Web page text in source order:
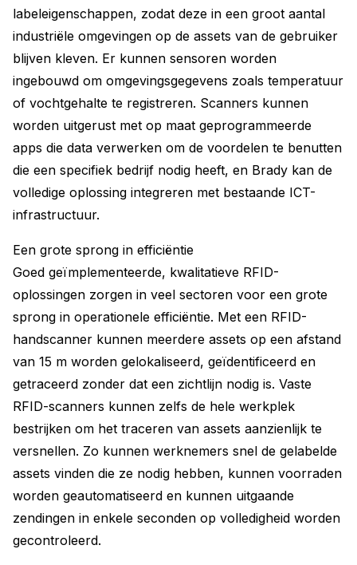
labeleigenschappen, zodat deze in een groot aantal
industriële omgevingen op de assets van de gebruiker
blijven kleven. Er kunnen sensoren worden
ingebouwd om omgevingsgegevens zoals temperatuur
of vochtgehalte te registreren. Scanners kunnen
worden uitgerust met op maat geprogrammeerde
apps die data verwerken om de voordelen te benutten
die een specifiek bedrijf nodig heeft, en Brady kan de
volledige oplossing integreren met bestaande ICT-
infrastructuur.
Een grote sprong in efficiëntie
Goed geïmplementeerde, kwalitatieve RFID-
oplossingen zorgen in veel sectoren voor een grote
sprong in operationele efficiëntie. Met een RFID-
handscanner kunnen meerdere assets op een afstand
van 15 m worden gelokaliseerd, geïdentificeerd en
getraceerd zonder dat een zichtlijn nodig is. Vaste
RFID-scanners kunnen zelfs de hele werkplek
bestrijken om het traceren van assets aanzienlijk te
versnellen. Zo kunnen werknemers snel de gelabelde
assets vinden die ze nodig hebben, kunnen voorraden
worden geautomatiseerd en kunnen uitgaande
zendingen in enkele seconden op volledigheid worden
gecontroleerd.